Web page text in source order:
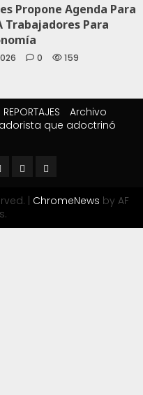
Propone Agenda Para
Trabajadores Para
0 159
REPORTAJES
Archivo
que adoctrinó
ChromeNews by AF